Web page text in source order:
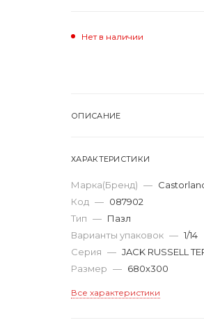
Нет в наличии
ОПИСАНИЕ
ХАРАКТЕРИСТИКИ
Марка(Бренд) —
Код — 087902
Тип — Пазл
Варианты упаковок — 1/14
Серия — JACK RUSSELL
Размер — 680х300
Все характеристики